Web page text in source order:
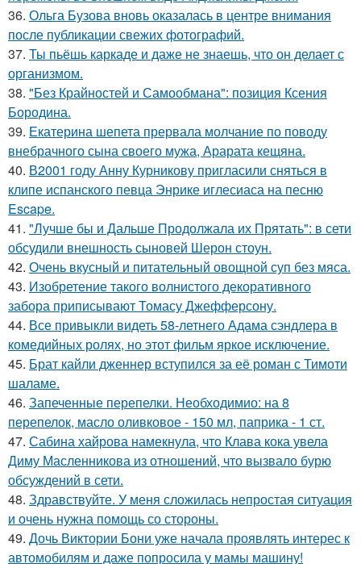
36. Ольга Бузова вновь оказалась в центре внимания
после публикации свежих фотографий.
37. Ты пьёшь каркаде и даже не знаешь, что он делает с
организмом.
38. "Без Крайностей и Самообмана": позиция Ксения
Бородина.
39. Екатерина шепета прервала молчание по поводу
внебрачного сына своего мужа, Арарата кещяна.
40. В2001 году Анну Курникову пригласили сняться в
клипе испанского певца Энрике иглесиаса на песню
Escape.
41. "Лучше бы и Дальше Продолжала их Прятать": в сети
обсудили внешность сыновей Шерон стоун.
42. Очень вкусный и питательный овощной суп без мяса.
43. Изобретение такого волнистого декоративного
забора приписывают Томасу Джефферсону.
44. Все привыкли видеть 58-летнего Адама сэндлера в
комедийных ролях, но этот фильм яркое исключение.
45. Брат кайли дженнер вступился за её роман с Тимоти
шаламе.
46. Запеченные перепелки. Необходимио: на 8
перепелок, масло оливковое - 150 мл, паприка - 1 ст.
47. Сабина хайрова намекнула, что Клава кока увела
Диму Масленникова из отношений, что вызвало бурю
обсуждений в сети.
48. Здравствуйте. У меня сложилась непростая ситуация
и очень нужна помощь со стороны.
49. Дочь Виктории Бони уже начала проявлять интерес к
автомобилям и даже попросила у мамы машину!